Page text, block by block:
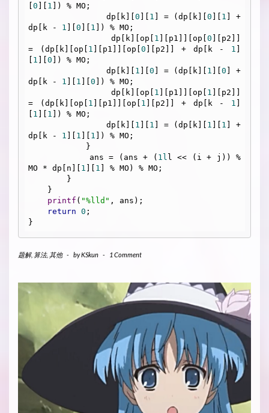
0 1
]) % MO;
                dp[k][
0 1 ] = (dp[k][ 0 1
] +
dp[k - 1 0 1
]) % MO;
                dp[k][op[
1 ][p1]][op[ 0 ][p2]]
= (dp[k][op[ 1 ][p1]][op[ 0 ][p2]] + dp[k - 1
1 0 ]) % MO;
                dp[k][
1 0 ] = (dp[k][ 1 0 ] +
dp[k - 1 1 0 ]) % MO;
                dp[k][op[
1 ][p1]][op[ 1
][p2]]
= (dp[k][op[ 1 ][p1]][op[ 1 ][p2]] + dp[k - 1
1 1
]) % MO;
                dp[k][
1 1 ] = (dp[k][ 1 1
] +
dp[k - 1 1 1
]) % MO;
            ans = (ans + (
1l l << (i + j)) %
MO * dp[n][ 1 1
] % MO) % MO;
printf ( "%lld" , ans);
return 0 ;
题解, 算法, 其他 - byKSkun - 1 Comment